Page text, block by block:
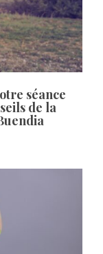
séance
de la